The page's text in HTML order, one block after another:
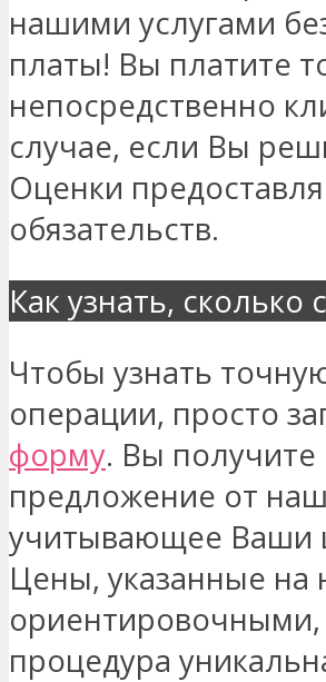
нашими услугами
платы! Вы платите
непосредственно
случае, если Вы
Оценки
обязательств.
Как узнать, сколько
Чтобы узнать
операции, просто
форму. Вы
предложение от
учитывающее Ваши
Цены, указанные на
ориентировочными,
процедура